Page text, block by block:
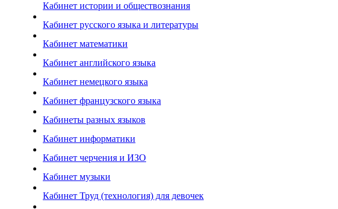
Кабинет истории и обществознания
Кабинет русского языка и литературы
Кабинет математики
Кабинет английского языка
Кабинет немецкого языка
Кабинет французского языка
Кабинеты разных языков
Кабинет информатики
Кабинет черчения и ИЗО
Кабинет музыки
Кабинет Труд (технология) для девочек